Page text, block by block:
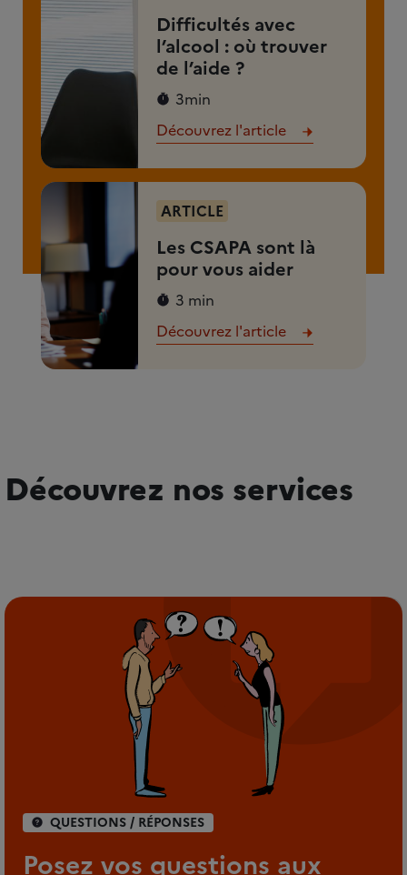
Difficultés avec
l’alcool : où trouver
de l’aide ?
3min
Découvrez l'article
ARTICLE
Les CSAPA sont là
pour vous aider
3 min
Découvrez l'article
Découvrez nos services
QUESTIONS / RÉPONSES
Posez vos questions aux